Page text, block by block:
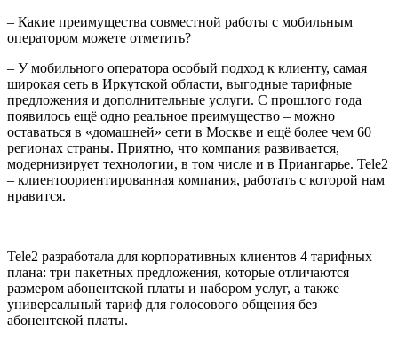
– Какие преимущества совместной работы с мобильным
оператором можете отметить?
– У мобильного оператора особый подход к клиенту, самая
широкая сеть в Иркутской области, выгодные тарифные
предложения и дополнительные услуги. С прошлого года
появилось ещё одно реальное преимущество – можно
оставаться в «домашней» сети в Москве и ещё более чем 60
регионах страны. Приятно, что компания развивается,
модернизирует технологии, в том числе и в Приангарье. Tele2
– клиентоориентированная компания, работать с которой нам
нравится.
Tele2 разработала для корпоративных клиентов 4 тарифных
плана: три пакетных предложения, которые отличаются
размером абонентской платы и набором услуг, а также
универсальный тариф для голосового общения без
абонентской платы.